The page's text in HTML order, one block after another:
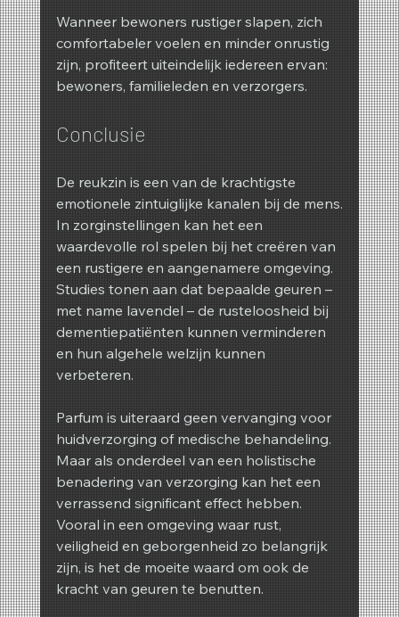
Wanneer bewoners rustiger slapen, zich
comfortabeler voelen en minder onrustig
zijn, profiteert uiteindelijk iedereen ervan:
bewoners, familieleden en verzorgers.
Conclusie
De reukzin is een van de krachtigste
emotionele zintuiglijke kanalen bij de mens.
In zorginstellingen kan het een
waardevolle rol spelen bij het creëren van
een rustigere en aangenamere omgeving.
Studies tonen aan dat bepaalde geuren –
met name lavendel – de rusteloosheid bij
dementiepatiënten kunnen verminderen
en hun algehele welzijn kunnen
verbeteren.
Parfum is uiteraard geen vervanging voor
huidverzorging of medische behandeling.
Maar als onderdeel van een holistische
benadering van verzorging kan het een
verrassend significant effect hebben.
Vooral in een omgeving waar rust,
veiligheid en geborgenheid zo belangrijk
zijn, is het de moeite waard om ook de
kracht van geuren te benutten.